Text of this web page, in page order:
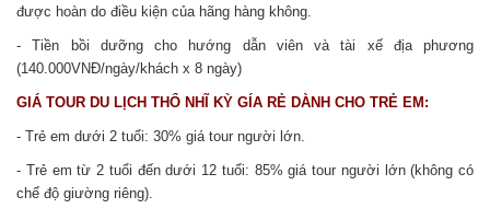
được hoàn do điều kiện của hãng hàng không.
- Tiền bồi dưỡng cho hướng dẫn viên và tài xế địa phương
(140.000VNĐ/ngày/khách x 8 ngày)
GIÁ TOUR DU LỊCH THỔ NHĨ KỲ GÍA RẺ DÀNH CHO TRẺ EM:
- Trẻ em dưới 2 tuổi: 30% giá tour người lớn.
- Trẻ em từ 2 tuổi đến dưới 12 tuổi: 85% giá tour người lớn (không có
chế độ giường riêng).